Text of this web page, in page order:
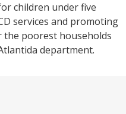
children under five
services and promoting
the poorest households
department.